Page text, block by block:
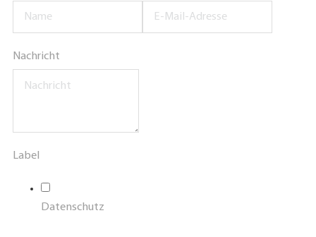
Nachricht
Label
Datenschutz